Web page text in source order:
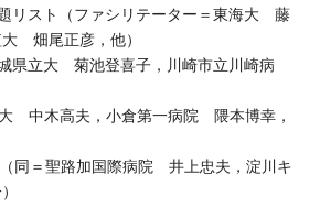
リスト（ファシリテーター＝東海大 藤
畑尾正彦，他）
県立大 菊池登喜子，川崎市立川崎病
中木高夫，小倉第一病院 隈本博幸，
同＝聖路加国際病院 井上忠夫，淀川キ